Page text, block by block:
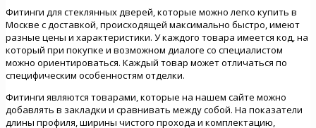
Фитинги для стеклянных дверей, которые можно легко купить в
Москве с доставкой, происходящей максимально быстро, имеют
разные цены и характеристики. У каждого товара имеется код, на
который при покупке и возможном диалоге со специалистом
можно ориентироваться. Каждый товар может отличаться по
специфическим особенностям отделки.
Фитинги являются товарами, которые на нашем сайте можно
добавлять в закладки и сравнивать между собой. На показатели
длины профиля, ширины чистого прохода и комплектацию,